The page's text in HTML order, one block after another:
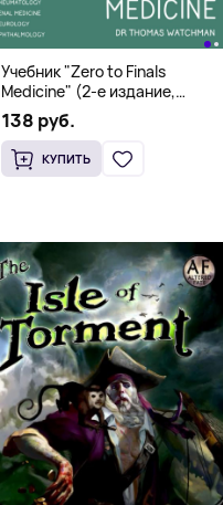
Учебник "Zero to Finals
Medicine" (2-е издание,
Мягкая обложка) Dr. Thomas
Watchman
138 руб.
КУПИТЬ